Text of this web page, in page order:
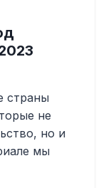
страны
не
но и
мы